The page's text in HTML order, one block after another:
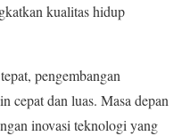
kualitas hidup
pengembangan
cepat dan luas. Masa depan
inovasi teknologi yang